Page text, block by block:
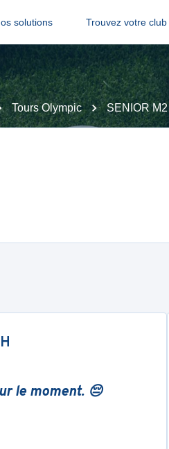
solutions Trouvez votre club
Tours Olympic SENIOR M2
le moment. 😔